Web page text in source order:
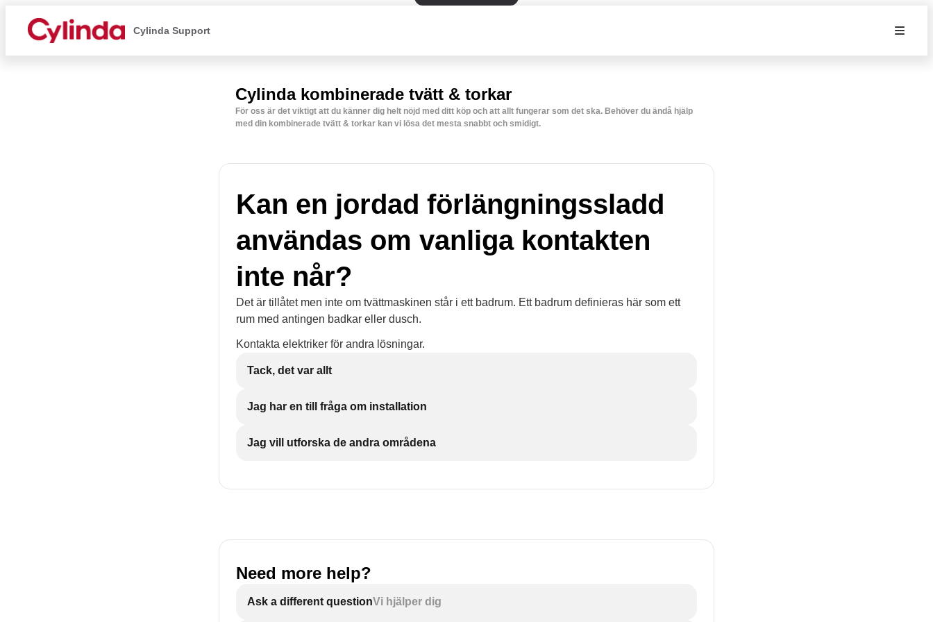
Cylinda Support
Cylinda kombinerade tvätt & torkar
För oss är det viktigt att du känner dig helt nöjd med ditt köp och att allt fungerar som det ska. Behöver du ändå hjälp
med din kombinerade tvätt & torkar kan vi lösa det mesta snabbt och smidigt.
Kan en jordad förlängningssladd
användas om vanliga kontakten
inte når?
Det är tillåtet men inte om tvättmaskinen står i ett badrum. Ett badrum definieras här som ett
rum med antingen badkar eller dusch.
Kontakta elektriker för andra lösningar.
Tack, det var allt
Jag har en till fråga om installation
Jag vill utforska de andra områdena
Need more help?
Ask a different questionVi hjälper dig